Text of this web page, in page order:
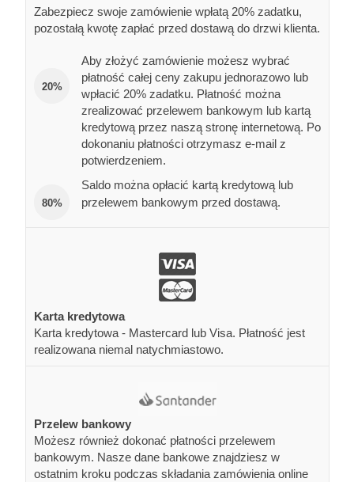
Zabezpiecz swoje zamówienie wpłatą 20% zadatku,
pozostałą kwotę zapłać przed dostawą do drzwi klienta.
20%
Aby złożyć zamówienie możesz wybrać
płatność całej ceny zakupu jednorazowo lub
wpłacić 20% zadatku. Płatność można
zrealizować przelewem bankowym lub kartą
kredytową przez naszą stronę internetową. Po
dokonaniu płatności otrzymasz e-mail z
potwierdzeniem.
80%
Saldo można opłacić kartą kredytową lub
przelewem bankowym przed dostawą.
Karta kredytowa
Karta kredytowa - Mastercard lub Visa. Płatność jest
realizowana niemal natychmiastowo.
Przelew bankowy
Możesz również dokonać płatności przelewem
bankowym. Nasze dane bankowe znajdziesz w
ostatnim kroku podczas składania zamówienia online